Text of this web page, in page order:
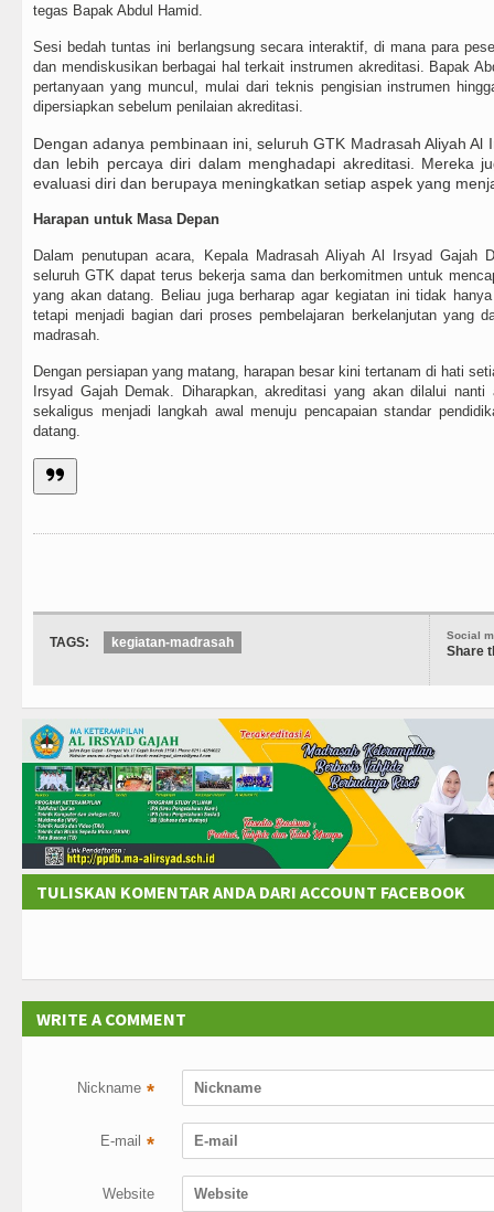
tegas Bapak Abdul Hamid.
Sesi bedah tuntas ini berlangsung secara interaktif, di mana para
dan mendiskusikan berbagai hal terkait instrumen akreditasi. Bapak
pertanyaan yang muncul, mulai dari teknis pengisian instrumen
dipersiapkan sebelum penilaian akreditasi.
Dengan adanya pembinaan ini, seluruh GTK Madrasah Aliyah
dan lebih percaya diri dalam menghadapi akreditasi. Mereka
evaluasi diri dan berupaya meningkatkan setiap aspek yang
Harapan untuk Masa Depan
Dalam penutupan acara, Kepala Madrasah Aliyah Al Irsyad Gajah
seluruh GTK dapat terus bekerja sama dan berkomitmen untuk
yang akan datang. Beliau juga berharap agar kegiatan ini tidak
tetapi menjadi bagian dari proses pembelajaran berkelanjutan yang
madrasah.
Dengan persiapan yang matang, harapan besar kini tertanam di hati
Irsyad Gajah Demak. Diharapkan, akreditasi yang akan dilalui
sekaligus menjadi langkah awal menuju pencapaian standar
datang.
Social
Share
TAGS: kegiatan-madrasah
TULISKAN KOMENTAR ANDA DARI ACCOUNT FACEBOOK
WRITE A COMMENT
Nickname *
E-mail *
Website